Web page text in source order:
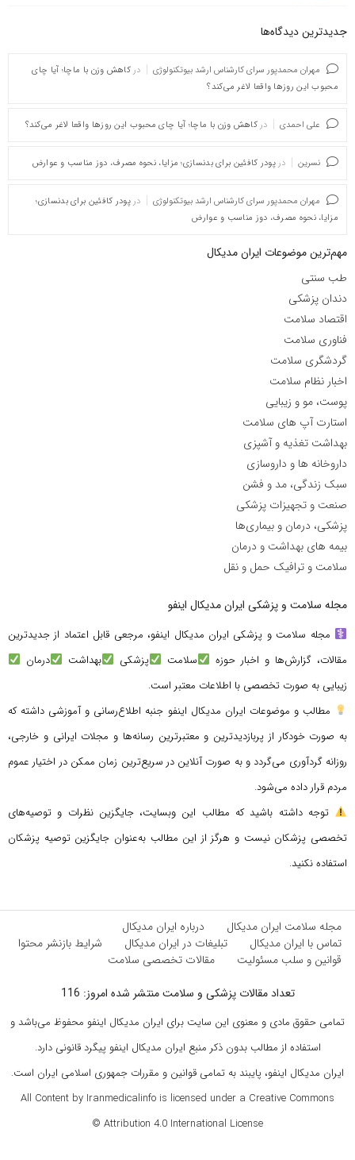
جدیدترین دیدگاه‌‌ها
مهران محمدپور سرای کارشناس ارشد بیوتکنولوژی در کاهش وزن با ماچا؛ آیا چای
محبوب این روزها واقعا لاغر می‌کند؟
علی احمدی در کاهش وزن با ماچا؛ آیا چای محبوب این روزها واقعا لاغر می‌کند؟
نسرین در پودر کافئین برای بدنسازی؛ مزایا، نحوه مصرف، دوز مناسب و عوارض
مهران محمدپور سرای کارشناس ارشد بیوتکنولوژی در پودر کافئین برای بدنسازی؛
مزایا، نحوه مصرف، دوز مناسب و عوارض
مهم‌ترین موضوعات ایران مدیکال
طب سنتی
دندان پزشکی
اقتصاد سلامت
فناوری سلامت
گردشگری سلامت
اخبار نظام سلامت
پوست، مو و زیبایی
استارت آپ های سلامت
بهداشت تغذیه و آشپزی
داروخانه ها و داروسازی
سبک زندگی، مد و فشن
صنعت و تجهیزات پزشکی
پزشکی، درمان و بیماری‌ها
بیمه های بهداشت و درمان
سلامت و ترافیک حمل و نقل
مجله سلامت و پزشکی ایران مدیکال اینفو
مجله سلامت و پزشکی ایران مدیکال اینفو، مرجعی قابل اعتماد از جدیدترین
مقالات، گزارش‌ها و اخبار حوزه
سلامت پزشکی بهداشت
درمان
زیبایی به صورت تخصصی با اطلاعات معتبر است.
مطالب و موضوعات ایران مدیکال اینفو جنبه اطلاع‌رسانی و آموزشی داشته که
به صورت خودکار از پربازدیدترین و معتبرترین رسانه‌ها و مجلات ایرانی و خارجی،
روزانه گردآوری می‌گردد و به صورت آنلاین در سریع‌ترین زمان ممکن در اختیار عموم
مردم قرار داده می‌شود.
توجه داشته باشید که مطالب این وبسایت، جایگزین نظرات و توصیه‌های
تخصصی پزشکان نیست و هرگز از این مطالب به‌عنوان جایگزین توصیه پزشکان
استفاده نکنید.
مجله سلامت ایران مدیکال
درباره ایران مدیکال
تماس با ایران مدیکال
تبلیغات در ایران مدیکال
شرایط بازنشر محتوا
قوانین و سلب مسئولیت
مقالات تخصصی سلامت
تعداد مقالات پزشکی و سلامت منتشر شده امروز: 116
تمامی حقوق مادی و معنوی این سایت برای ایران مدیکال اینفو محفوظ می‌باشد و
استفاده از مطالب بدون ذکر منبع ایران مدیکال اینفو پیگرد قانونی دارد.
ایران مدیکال اینفو، پایبند به تمامی قوانین و مقررات جمهوری اسلامی ایران است.
All Content by Iranmedicalinfo is licensed under a Creative Commons
Attribution 4.0 International License ©️